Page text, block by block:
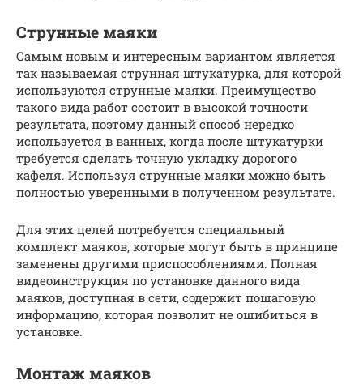
Струнные маяки
Самым новым и интересным вариантом является
так называемая струнная штукатурка, для которой
используются струнные маяки. Преимущество
такого вида работ состоит в высокой точности
результата, поэтому данный способ нередко
используется в ванных, когда после штукатурки
требуется сделать точную укладку дорогого
кафеля. Используя струнные маяки можно быть
полностью уверенными в полученном результате.
Для этих целей потребуется специальный
комплект маяков, которые могут быть в принципе
заменены другими приспособлениями. Полная
видеоинструкция по установке данного вида
маяков, доступная в сети, содержит пошаговую
информацию, которая позволит не ошибиться в
установке.
Монтаж маяков